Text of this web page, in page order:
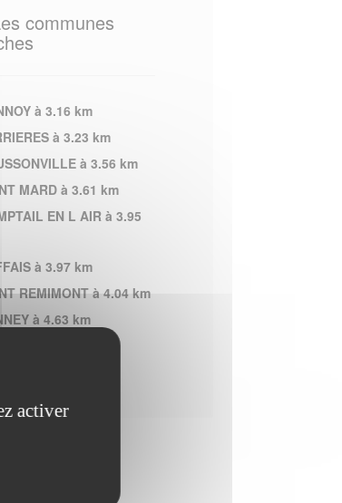
communes
à 3.16 km
à 3.23 km
à 3.56 km
MARD à 3.61 km
EN L AIR à 3.95
à 3.97 km
REMIMONT à 4.04 km
à 4.63 km
à 5.40 km
activer